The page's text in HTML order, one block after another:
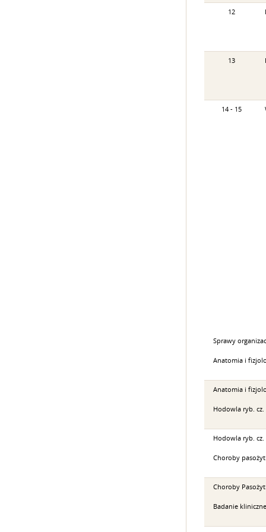
12
13
14 - 15
Sprawy
Anatomia i
Anatomia i
Hodowla ryb. cz.
Hodowla ryb. cz.
Choroby
Choroby
Badanie